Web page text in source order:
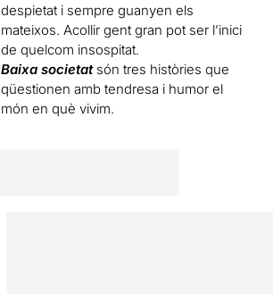
despietat i sempre guanyen els
mateixos. Acollir gent gran pot ser l’inici
de quelcom insospitat.
Baixa societatsón tres històries que
qüestionen amb tendresa i humor el
món en què vivim.